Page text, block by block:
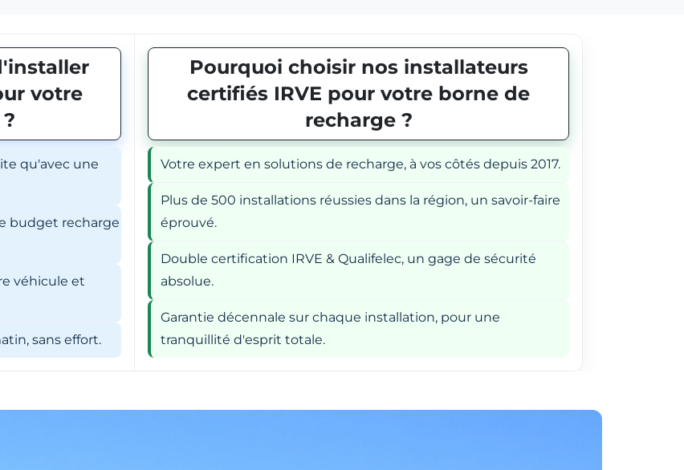
votre
qu'avec une
budget recharge
véhicule et
sans effort.
Pourquoi choisir nos installateurs
certifiés IRVE pour votre borne de
recharge ?
Votre expert en solutions de recharge, à vos côtés depuis 2017.
Plus de 500 installations réussies dans la région, un savoir-faire
éprouvé.
Double certification IRVE & Qualifelec, un gage de sécurité
absolue.
Garantie décennale sur chaque installation, pour une
tranquillité d'esprit totale.